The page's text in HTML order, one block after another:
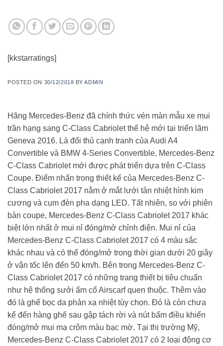
[kkstarratings]
POSTED ON 30/12/2018 BYADMIN
Hãng Mercedes-Benz đã chính thức vén màn mẫu xe mui
trần hạng sang C-Class Cabriolet thế hệ mới tại triển lãm
Geneva 2016. Là đối thủ cạnh tranh của Audi A4
Convertible và BMW 4-Series Convertible, Mercedes-Benz
C-Class Cabriolet mới được phát triển dựa trên C-Class
Coupe. Điểm nhấn trong thiết kế của Mercedes-Benz C-
Class Cabriolet 2017 nằm ở mắt lưới tản nhiệt hình kim
cương và cụm đèn pha dạng LED. Tất nhiên, so với phiên
bản coupe, Mercedes-Benz C-Class Cabriolet 2017 khác
biệt lớn nhất ở mui nỉ đóng/mở chỉnh điện. Mui nỉ của
Mercedes-Benz C-Class Cabriolet 2017 có 4 màu sắc
khác nhau và có thể đóng/mở trong thời gian dưới 20 giây
ở vận tốc lên đến 50 km/h. Bên trong Mercedes-Benz C-
Class Cabriolet 2017 có những trang thiết bị tiêu chuẩn
như hệ thống sưởi ấm cổ Airscarf quen thuộc. Thêm vào
đó là ghế bọc da phản xạ nhiệt tùy chọn. Đó là còn chưa
kể đến hàng ghế sau gập tách rời và nút bấm điều khiển
đóng/mở mui mạ crôm màu bạc mờ. Tại thị trường Mỹ,
Mercedes-Benz C-Class Cabriolet 2017 có 2 loại động cơ